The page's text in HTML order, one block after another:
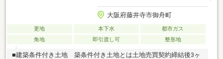
大阪府藤井寺市御舟町
更地 本下水
都市ガス
角地
即引渡し可 整形地
■建築条件付き土地 築条件付き土地とは土地売買契約締結後3ヶ